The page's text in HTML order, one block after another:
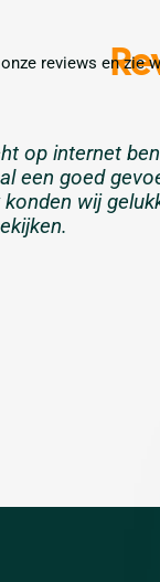
reviews en zie
op internet
een goed
wij